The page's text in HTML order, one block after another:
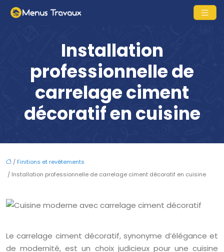
Installation
professionnelle de
carrelage ciment
décoratif en cuisine
/ Finitions et revêtements
/ Installation professionnelle de carrelage ciment décoratif en cuisine
Le carrelage ciment décoratif, synonyme d’élégance et
de modernité, est un choix judicieux pour une cuisine